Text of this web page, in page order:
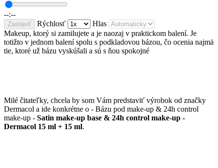
--:--
Zastaviť Rýchlosť
Hlas
Makeup, ktorý si zamilujete a je naozaj v praktickom balení. Je
totižto v jednom balení spolu s podkladovou bázou, čo ocenia najmä
tie, ktoré už bázu vyskúšali a sú s ňou spokojné
Milé čitateľky, chcela by som Vám predstaviť výrobok od značky
Dermacol a ide konkrétne o - Bázu pod make-up & 24h control
make-up - Satin make-up base & 24h control make-up -
Dermacol 15 ml + 15 ml.